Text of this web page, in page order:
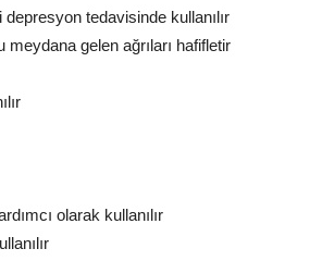
tedavisinde kullanılır
meydana gelen ağrıları hafifletir
olarak kullanılır